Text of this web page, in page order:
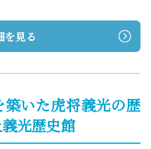
を見る
いた虎将義光の歴
光歴史館